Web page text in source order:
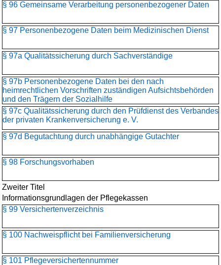
§ 96 Gemeinsame Verarbeitung personenbezogener Daten
§ 97 Personenbezogene Daten beim Medizinischen Dienst
§ 97a Qualitätssicherung durch Sachverständige
§ 97b Personenbezogene Daten bei den nach
heimrechtlichen Vorschriften zuständigen Aufsichtsbehörden
und den Trägern der Sozialhilfe
§ 97c Qualitätssicherung durch den Prüfdienst des Verbandes
der privaten Krankenversicherung e. V.
§ 97d Begutachtung durch unabhängige Gutachter
§ 98 Forschungsvorhaben
Zweiter Titel
Informationsgrundlagen der Pflegekassen
§ 99 Versichertenverzeichnis
§ 100 Nachweispflicht bei Familienversicherung
§ 101 Pflegeversichertennummer